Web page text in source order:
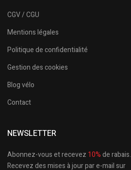
CGV / CGU
Mentions légales
Politique de confidentialité
Gestion des cookies
Blog vélo
Contact
NEWSLETTER
Abonnez-vous et recevez 10%de rabais.
Recevez des mises à jour par e-mail sur